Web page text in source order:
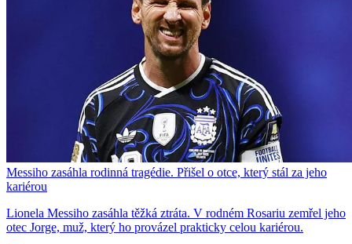
Messiho zasáhla rodinná tragédie. Přišel o otce, který stál za jeho
kariérou
Lionela Messiho zasáhla těžká ztráta. V rodném Rosariu zemřel jeho
otec Jorge, muž, který ho provázel prakticky celou kariérou.